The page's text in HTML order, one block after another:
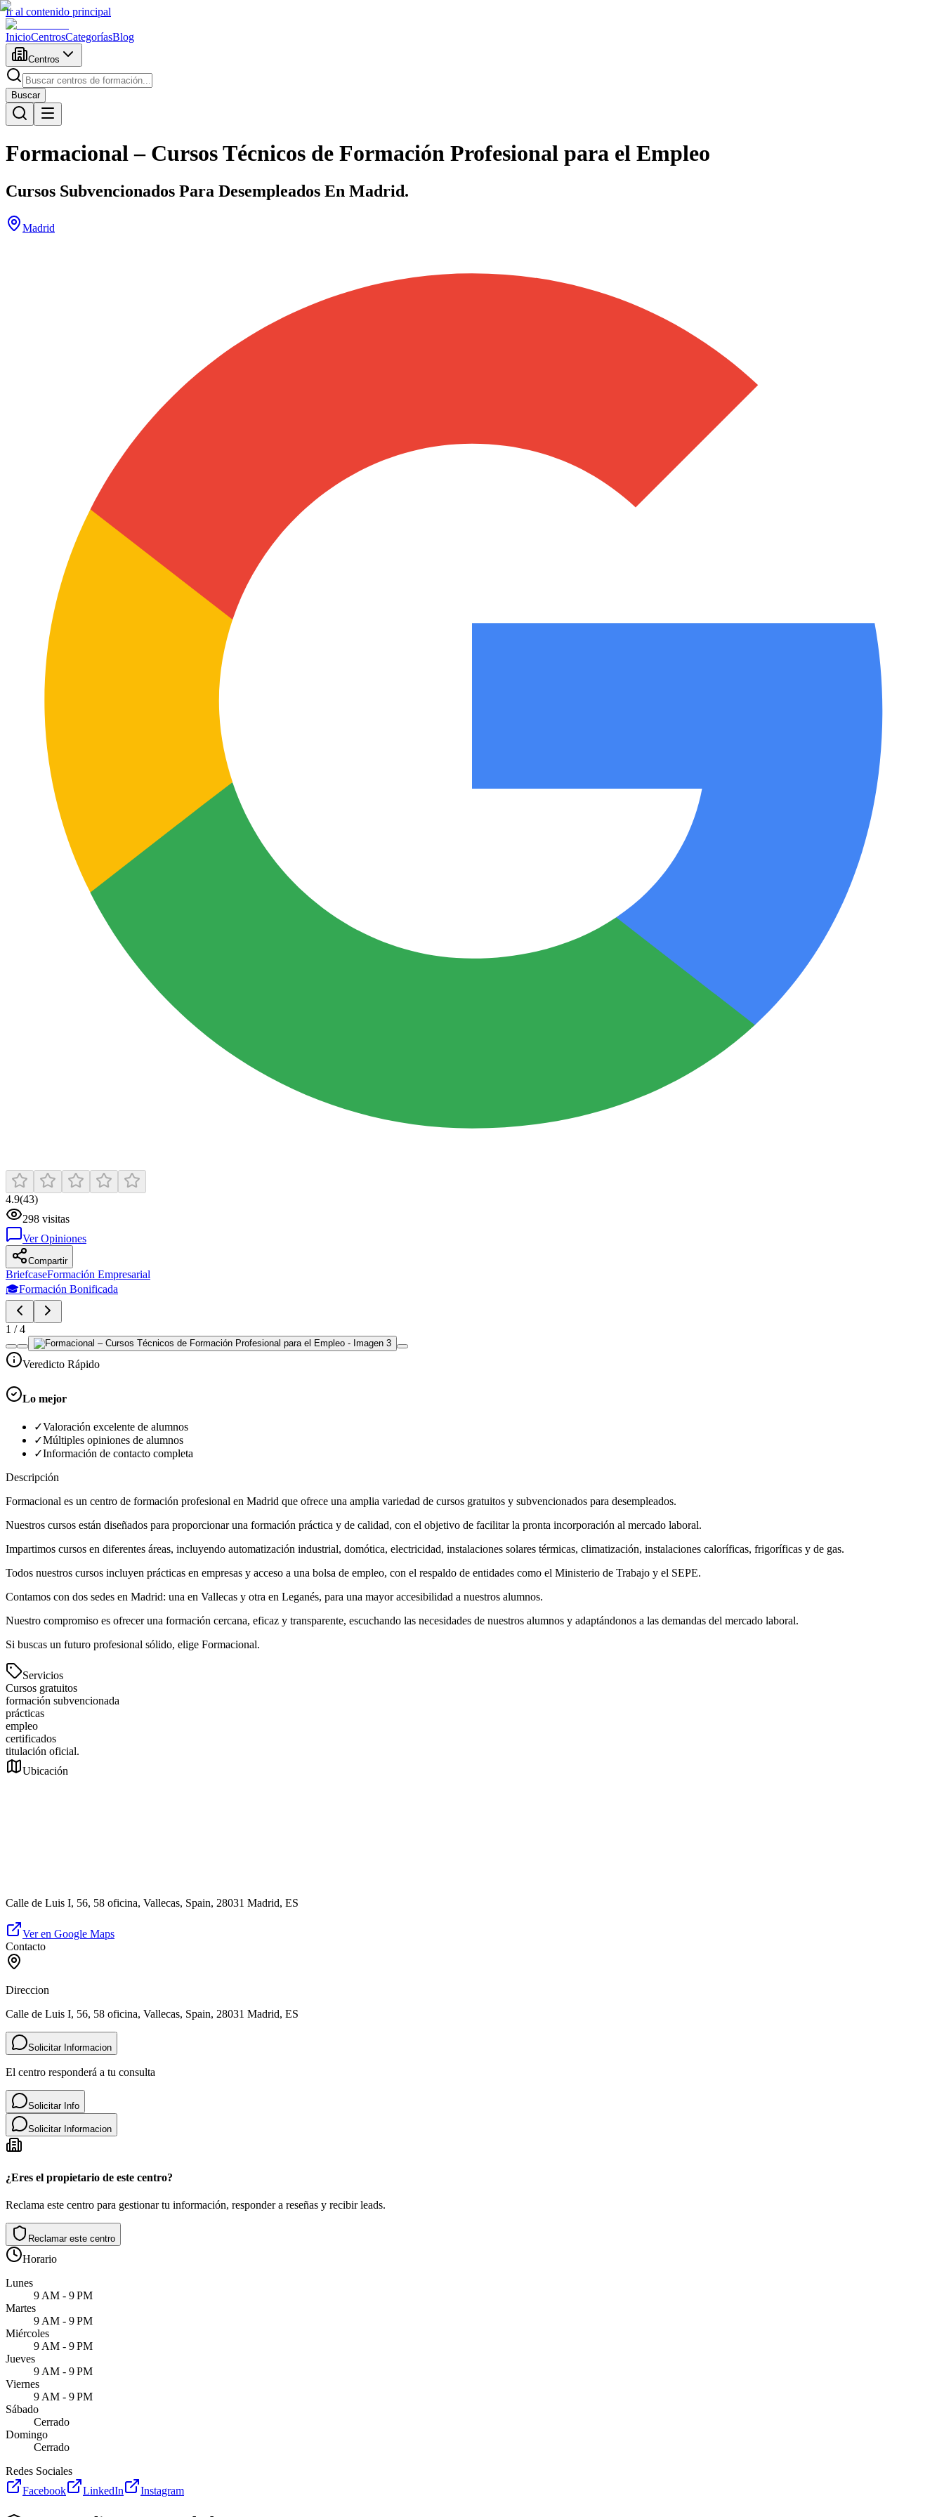
Ir al contenido principal
InicioCentrosCategoríasBlog
Centros
Buscar
Formacional – Cursos Técnicos de Formación Profesional para el Empleo
Cursos Subvencionados Para Desempleados En Madrid.
Madrid
4.9(43)
298 visitas
Ver Opiniones
Compartir
BriefcaseFormación Empresarial
🎓Formación Bonificada
1 /4
Veredicto Rápido
Lo mejor
✓Valoración excelente de alumnos
✓Múltiples opiniones de alumnos
✓Información de contacto completa
Descripción
Formacional es un centro de formación profesional en Madrid que ofrece una amplia variedad de cursos gratuitos y subvencionados para desempleados.
Nuestros cursos están diseñados para proporcionar una formación práctica y de calidad, con el objetivo de facilitar la pronta incorporación al mercado laboral.
Impartimos cursos en diferentes áreas, incluyendo automatización industrial, domótica, electricidad, instalaciones solares térmicas, climatización, instalaciones caloríficas, frigoríficas y de gas.
Todos nuestros cursos incluyen prácticas en empresas y acceso a una bolsa de empleo, con el respaldo de entidades como el Ministerio de Trabajo y el SEPE.
Contamos con dos sedes en Madrid: una en Vallecas y otra en Leganés, para una mayor accesibilidad a nuestros alumnos.
Nuestro compromiso es ofrecer una formación cercana, eficaz y transparente, escuchando las necesidades de nuestros alumnos y adaptándonos a las demandas del mercado laboral.
Si buscas un futuro profesional sólido, elige Formacional.
Servicios
Cursos gratuitos
formación subvencionada
prácticas
empleo
certificados
titulación oficial.
Ubicación
Calle de Luis I, 56, 58 oficina, Vallecas, Spain, 28031 Madrid, ES
Ver en Google Maps
Contacto
Direccion
Calle de Luis I, 56, 58 oficina, Vallecas, Spain, 28031 Madrid, ES
Solicitar Informacion
El centro responderá a tu consulta
Solicitar Info
Solicitar Informacion
¿Eres el propietario de este centro?
Reclama este centro para gestionar tu información, responder a reseñas y recibir leads.
Reclamar este centro
Horario
Lunes
9 AM - 9 PM
Martes
9 AM - 9 PM
Miércoles
9 AM - 9 PM
Jueves
9 AM - 9 PM
Viernes
9 AM - 9 PM
Sábado
Cerrado
Domingo
Cerrado
Redes Sociales
Facebook
LinkedIn Instagram